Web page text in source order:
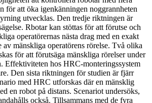
för att öka igenkänningen noggrannheten
utvecklas. Den tredje riktningen är
Rbotar kan stöttas för att förutse och
operatörernas nästa drag med en exakt
av mänskliga operatörens rörelse. Två olika
för att förutsäga mänskliga rörelser under
Effektiviteten hos HRC-monteringssystem
Den sista riktningen för studien är fjärr
med HRC utforskas där en mänsklig
en robot på distans. Scenariot undersöks,
också. Tillsammans med de fyra